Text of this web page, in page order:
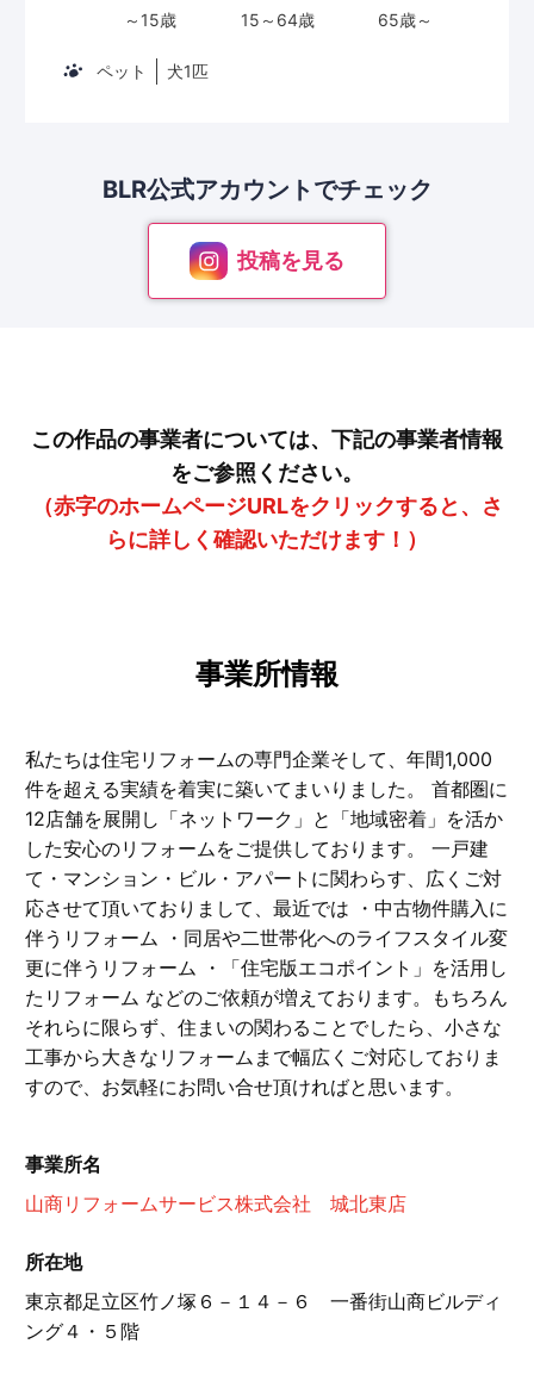
ペット 犬1匹
BLR公式アカウントでチェック
投稿を見る
この作品の事業者については、下記の事業者情報
をご参照ください。
（赤字のホームページURLをクリックすると、さ
らに詳しく確認いただけます！）
事業所情報
私たちは住宅リフォームの専門企業そして、年間1,000
件を超える実績を着実に築いてまいりました。 首都圏に
12店舗を展開し「ネットワーク」と「地域密着」を活か
した安心のリフォームをご提供しております。 一戸建
て・マンション・ビル・アパートに関わらす、広くご対
応させて頂いておりまして、最近では ・中古物件購入に
伴うリフォーム ・同居や二世帯化へのライフスタイル変
更に伴うリフォーム ・「住宅版エコポイント」を活用し
たリフォーム などのご依頼が増えております。もちろん
それらに限らず、住まいの関わることでしたら、小さな
工事から大きなリフォームまで幅広くご対応しておりま
すので、お気軽にお問い合せ頂ければと思います。
事業所名
山商リフォームサービス株式会社 城北東店
所在地
東京都足立区竹ノ塚６－１４－６ 一番街山商ビルディ
ング４・５階